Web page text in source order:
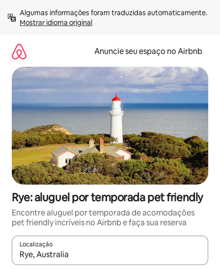
para
Mostrar idioma original
Anuncie seu espaço no Airbnb
Rye: aluguel por temporada pet friendly
Encontre aluguel por temporada de acomodações
pet friendly incríveis no Airbnb e faça sua reserva
Localização
Quando os resultados estiverem disponíveis, explore-os